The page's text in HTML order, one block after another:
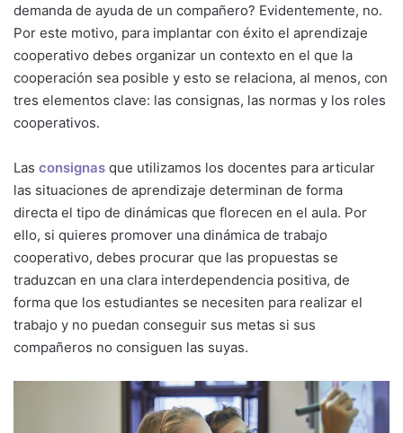
demanda de ayuda de un compañero? Evidentemente, no.
Por este motivo, para implantar con éxito el aprendizaje
cooperativo debes organizar un contexto en el que la
cooperación sea posible y esto se relaciona, al menos, con
tres elementos clave: las consignas, las normas y los roles
cooperativos.
Las consignas que utilizamos los docentes para articular
las situaciones de aprendizaje determinan de forma
directa el tipo de dinámicas que florecen en el aula. Por
ello, si quieres promover una dinámica de trabajo
cooperativo, debes procurar que las propuestas se
traduzcan en una clara interdependencia positiva, de
forma que los estudiantes se necesiten para realizar el
trabajo y no puedan conseguir sus metas si sus
compañeros no consiguen las suyas.